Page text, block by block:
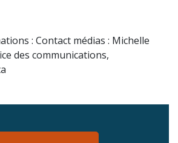
: Contact médias : Michelle
des communications,